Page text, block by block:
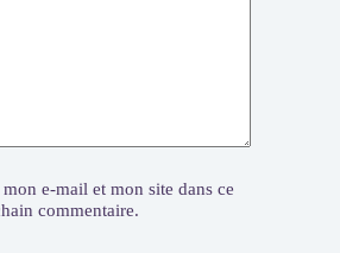
e-mail et mon site dans ce
commentaire.